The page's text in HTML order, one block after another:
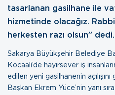
tasarlanan gasilhane ile
hizmetinde olacağız.
herkesten razı olsun” dedi.
Sakarya Büyükşehir Belediye
Kocaali’de hayırsever iş
edilen yeni gasilhanenin
Başkan Ekrem Yüce’nin yanı